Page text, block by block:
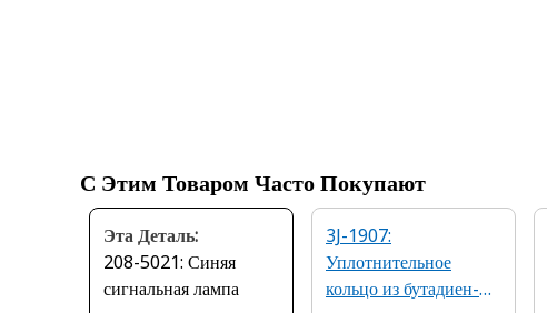
С Этим Товаром Часто Покупают
Эта Деталь:
208-5021: Синяя
сигнальная лампа
3J-1907:
Уплотнительное
кольцо из бутадиен-